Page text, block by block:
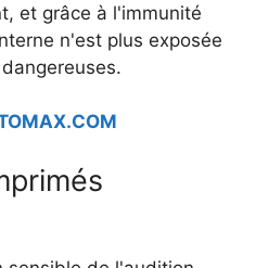
et grâce à l'immunité
n'est plus exposée